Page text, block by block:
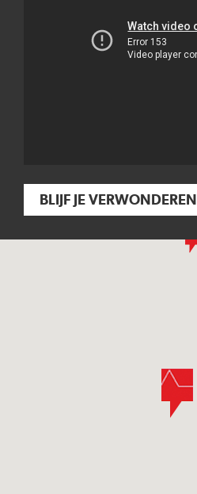
BLIJF JE VERWONDEREN